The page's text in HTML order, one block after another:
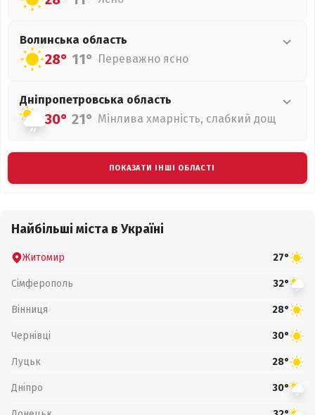
Волинська область
28° 11° Переважно ясно
Дніпропетровська область
30° 21° Мінлива хмарність, слабкий дощ
ПОКАЗАТИ ІНШІ ОБЛАСТІ
Найбільші міста в Україні
Житомир 27°
Сімферополь 32°
Вінниця 28°
Чернівці 30°
Луцьк 28°
Дніпро 30°